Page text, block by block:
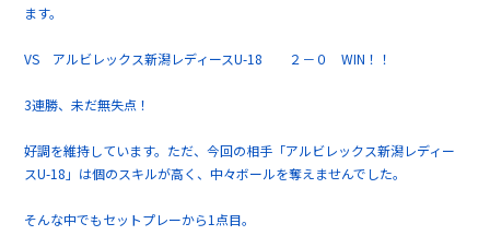
ます。
VS アルビレックス新潟レディースU-18 ２－０ WIN！！
3連勝、未だ無失点！
好調を維持しています。ただ、今回の相手「アルビレックス新潟レディー
スU-18」は個のスキルが高く、中々ボールを奪えませんでした。
そんな中でもセットプレーから1点目。